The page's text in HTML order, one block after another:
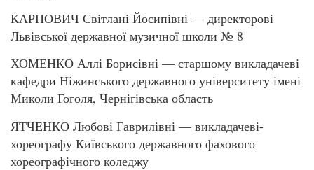
КАРПОВИЧ Світлані Йосипівні — директорові
Львівської державної музичної школи № 8
ХОМЕНКО Аллі Борисівні — старшому викладачеві
кафедри Ніжинського державного університету імені
Миколи Гоголя, Чернігівська область
ЯТЧЕНКО Любові Гаврилівні — викладачеві-
хореографу Київського державного фахового
хореографічного коледжу